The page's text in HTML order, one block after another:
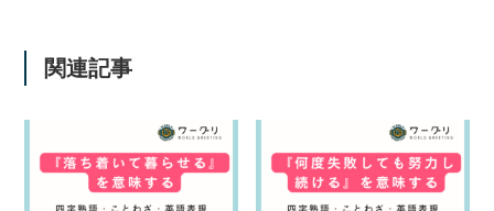
関連記事